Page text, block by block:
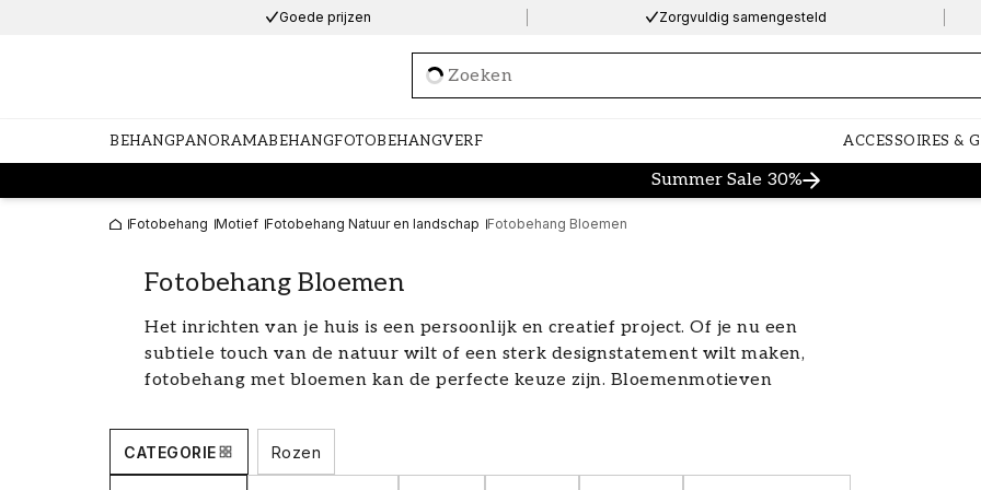
Goede prijzen Zorgvuldig samengesteld
Loading…
BEHANGPANORAMABEHANGFOTOBEHANGVERF ACCESSOIRES &
Summer Sale 30%
Fotobehang Motief Fotobehang Natuur en landschap Fotobehang Bloemen
Fotobehang Bloemen
Het inrichten van je huis is een persoonlijk en creatief project. Of je nu een
subtiele touch van de natuur wilt of een sterk designstatement wilt maken,
fotobehang met bloemen kan de perfecte keuze zijn. Bloemenmotieven
verscheidenheid aan stijlen en kleuren om aan jouw smaak te voldoen. Van
romantische rozen tot exotische orchideeën, bloemenbehang kan een
CATEGORIE Rozen